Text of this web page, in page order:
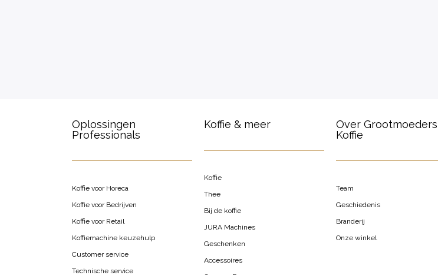
Koffie & meer
Koffie
Thee
Bij de koffie
JURA Machines
Geschenken
Accessoires
Over Grootmoeders
Koffie
Team
Geschiedenis
Branderij
Onze winkel
Oplossingen
Professionals
Koffie voor Horeca
Koffie voor Bedrijven
Koffie voor Retail
Koffiemachine keuzehulp
Customer service
Technische service